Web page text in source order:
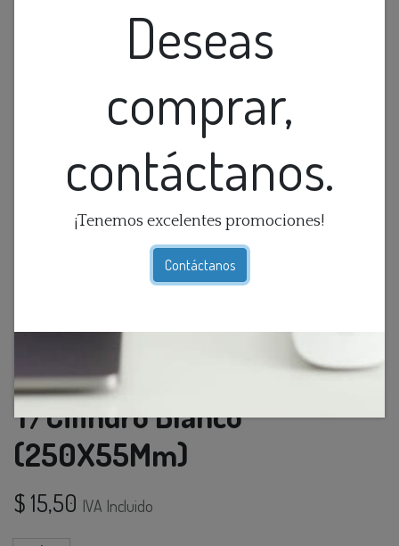
Deseas
comprar,
contáctanos.
¡Tenemos excelentes promociones!
Contáctanos
Lamp. Colg. 1L Gu10
T/Cilindro Blanco
(250X55Mm)
$ 15,50 IVA Incluido